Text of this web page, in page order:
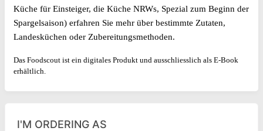
Küche für Einsteiger, die Küche NRWs, Spezial zum Beginn der
Spargelsaison) erfahren Sie mehr über bestimmte Zutaten,
Landesküchen oder Zubereitungsmethoden.
Das Foodscout ist ein digitales Produkt und ausschliesslich als E-Book
erhältlich.
I'M ORDERING AS